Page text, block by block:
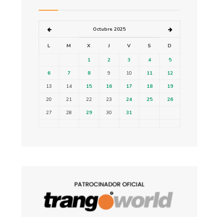
Octubre 2025
L M X J V S D
1 2 3 4
5
6
7 8 9 10 11
12
13
14 15 16 17 18
19
20
21 22 23 24 25
26
27
28 29 30 31